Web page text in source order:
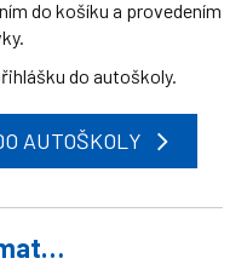
do košíku a provedením
do autoškoly.
AUTOŠKOLY